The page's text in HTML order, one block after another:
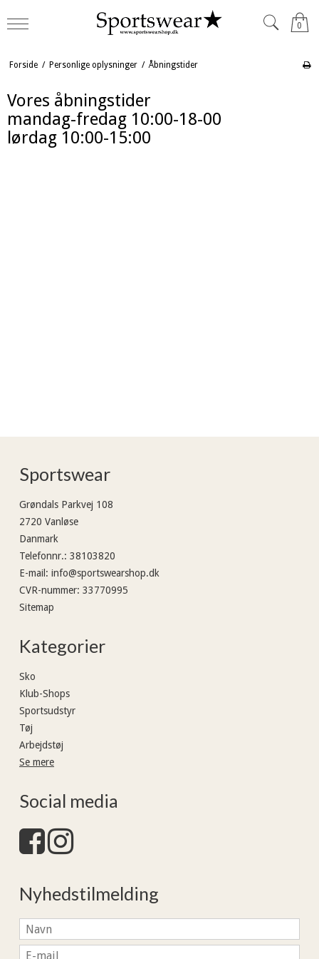
0
Forside / Personlige oplysninger / Åbningstider
Vores åbningstider
mandag-fredag 10:00-18-00
lørdag 10:00-15:00
Sportswear
Grøndals Parkvej 108
2720 Vanløse
Danmark
Telefonnr.: 38103820
E-mail : info@sportswearshop.dk
CVR-nummer: 33770995
Sitemap
Kategorier
Sko
Klub-Shops
Sportsudstyr
Tøj
Arbejdstøj
Se mere
Social media
Nyhedstilmelding